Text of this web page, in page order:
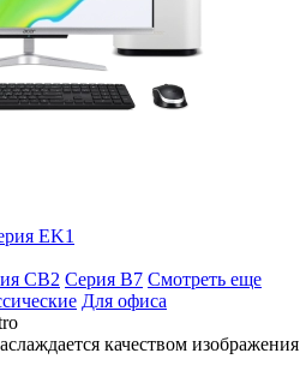
EK1
CB2 Серия B7 Смотреть еще
Для офиса
качеством изображения